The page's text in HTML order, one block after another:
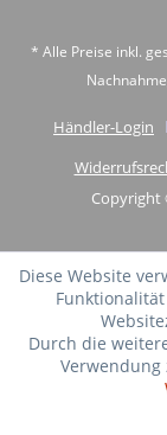
* Alle Preise inkl.
Händler-Login
Copyright
Diese Website
Durch die
Verwendung